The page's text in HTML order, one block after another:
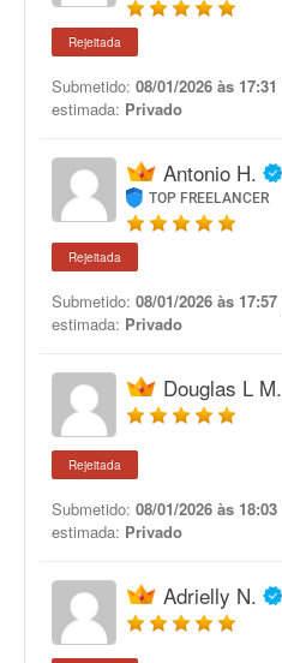
Rejeitada
Submetido: 08/01/2026 às 17:31
estimada: Privado
Antonio H.
TOP FREELANCER
Rejeitada
Submetido: 08/01/2026 às 17:57
estimada: Privado
Douglas L M.
Rejeitada
Submetido: 08/01/2026 às 18:03
estimada: Privado
Adrielly N.